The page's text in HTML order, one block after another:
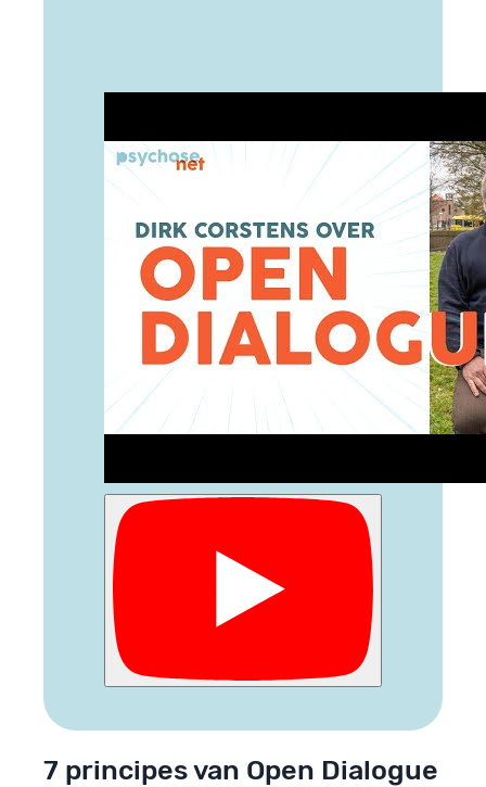
7 principes van Open Dialogue